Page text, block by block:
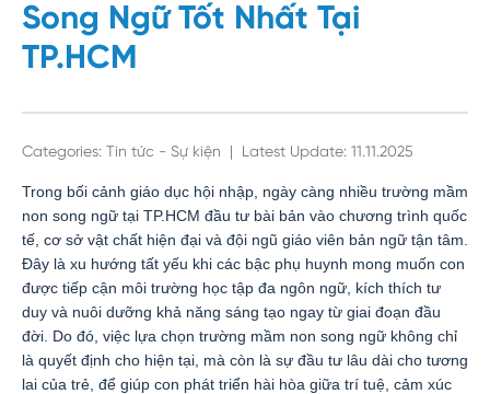
Song Ngữ Tốt Nhất Tại
TP.HCM
Categories: Tin tức - Sự kiện Latest Update: 11.11.2025
Trong bối cảnh giáo dục hội nhập, ngày càng nhiều trường mầm
non song ngữ tại TP.HCM đầu tư bài bản vào chương trình quốc
tế, cơ sở vật chất hiện đại và đội ngũ giáo viên bản ngữ tận tâm.
Đây là xu hướng tất yếu khi các bậc phụ huynh mong muốn con
được tiếp cận môi trường học tập đa ngôn ngữ, kích thích tư
duy và nuôi dưỡng khả năng sáng tạo ngay từ giai đoạn đầu
đời. Do đó, việc lựa chọn trường mầm non song ngữ không chỉ
là quyết định cho hiện tại, mà còn là sự đầu tư lâu dài cho tương
lai của trẻ, để giúp con phát triển hài hòa giữa trí tuệ, cảm xúc